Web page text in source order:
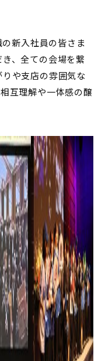
新入社員の皆さま
、全ての会場を繋
や支店の雰囲気な
互理解や一体感の醸